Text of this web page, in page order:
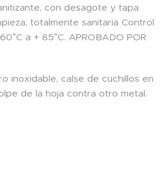
con desagote y tapa
totalmente sanitaria Control
a + 85°C. APROBADO POR
inoxidable, calse de cuchillos en
de la hoja contra otro metal.